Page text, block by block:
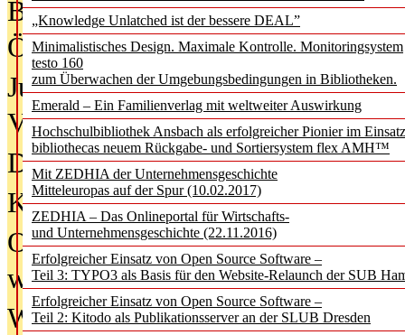
„Knowledge Unlatched ist der bessere DEAL”
Minimalistisches Design. Maximale Kontrolle. Monitoringsystem
testo 160
zum Überwachen der Umgebungsbedingungen in Bibliotheken.
Emerald – Ein Familienverlag mit weltweiter Auswirkung
Hochschulbibliothek Ansbach als erfolgreicher Pionier im
bibliothecas neuem Rückgabe- und Sortiersystem flex AMH™
Mit ZEDHIA der Unternehmensgeschichte
Mitteleuropas auf der Spur (10.02.2017)
ZEDHIA – Das Onlineportal für Wirtschafts-
und Unternehmensgeschichte (22.11.2016)
Erfolgreicher Einsatz von Open Source Software –
Teil 3: TYPO3 als Basis für den Website-Relaunch der SUB
Erfolgreicher Einsatz von Open Source Software –
Teil 2: Kitodo als Publikationsserver an der SLUB Dresden
Bürgerforum fordert mehr
Öffentlichkeit
Jugendliche wollen besseren
Verbote
Digitale Langzeit­archi­vierung
KI-Chatbots werden Teil der
Offene Infrastrukturen für
wissenschaftliche
Warum die Debatte über KI-Texte